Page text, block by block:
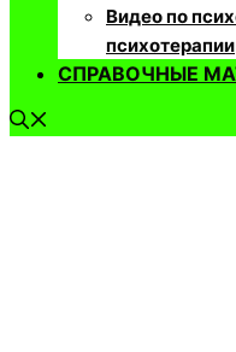
Видео по
психотерапии
СПРАВОЧНЫЕ